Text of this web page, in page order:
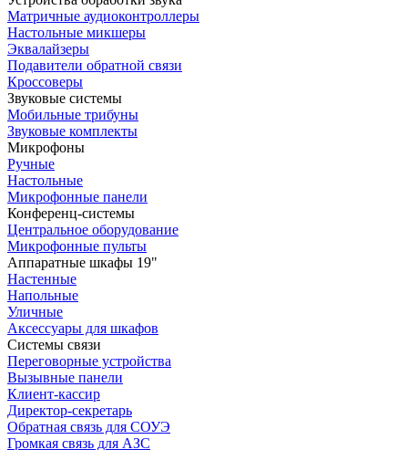
Матричные аудиоконтроллеры
Настольные микшеры
Эквалайзеры
Подавители обратной связи
Кроссоверы
Звуковые системы
Мобильные трибуны
Звуковые комплекты
Микрофоны
Ручные
Настольные
Микрофонные панели
Конференц-системы
Центральное оборудование
Микрофонные пульты
Аппаратные шкафы 19"
Настенные
Напольные
Уличные
Аксессуары для шкафов
Системы связи
Переговорные устройства
Вызывные панели
Клиент-кассир
Директор-секретарь
Обратная связь для СОУЭ
Громкая связь для АЗС